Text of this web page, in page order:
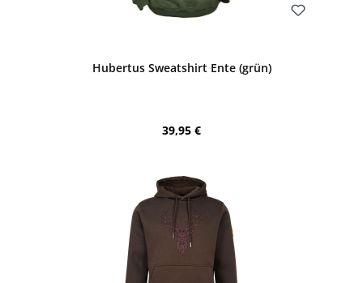
Hubertus Sweatshirt Ente (grün)
Regulärer Preis:
39,95 €